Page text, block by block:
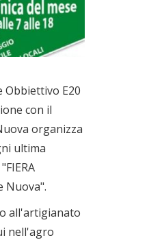
Obbiettivo E20
con il
organizza
ultima
Nuova".
all'artigianato
nell'agro